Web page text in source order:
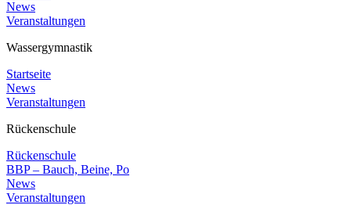
News
Veranstaltungen
Wassergymnastik
Startseite
News
Veranstaltungen
Rückenschule
Rückenschule
BBP – Bauch, Beine, Po
News
Veranstaltungen